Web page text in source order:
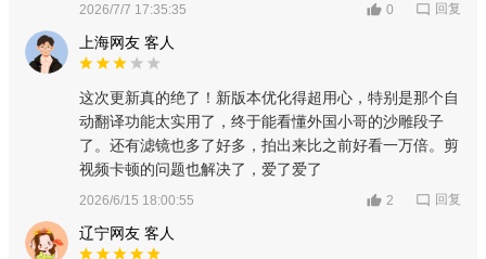
2026/7/7 17:35:35 0 回复
上海网友 客人
这次更新真的绝了！新版本优化得超用心，特别是那个自
动翻译功能太实用了，终于能看懂外国小哥的沙雕段子
了。还有滤镜也多了好多，拍出来比之前好看一万倍。剪
视频卡顿的问题也解决了，爱了爱了
2026/6/15 18:00:55 2 回复
辽宁网友 客人